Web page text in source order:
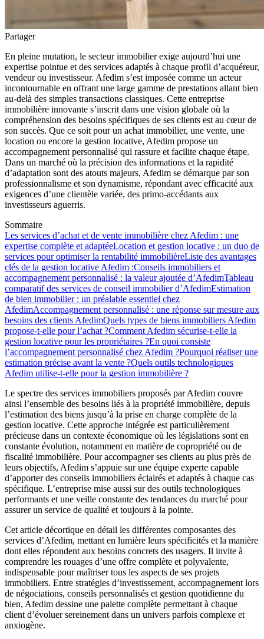
Partager
En pleine mutation, le secteur immobilier exige aujourd’hui une
expertise pointue et des services adaptés à chaque profil d’acquéreur,
vendeur ou investisseur. Afedim s’est imposée comme un acteur
incontournable en offrant une large gamme de prestations allant bien
au-delà des simples transactions classiques. Cette entreprise
immobilière innovante s’inscrit dans une vision globale où la
compréhension des besoins spécifiques de ses clients est au cœur de
son succès. Que ce soit pour un achat immobilier, une vente, une
location ou encore la gestion locative, Afedim propose un
accompagnement personnalisé qui rassure et facilite chaque étape.
Dans un marché où la précision des informations et la rapidité
d’adaptation sont des atouts majeurs, Afedim se démarque par son
professionnalisme et son dynamisme, répondant avec efficacité aux
exigences d’une clientèle variée, des primo-accédants aux
investisseurs aguerris.
Sommaire
Les services d’achat et de vente immobilière chez Afedim : une
expertise complète et adaptéeLocation et gestion locative : un duo de
services pour optimiser la rentabilité immobilièreListe des avantages
clés de la gestion locative Afedim :Conseils immobiliers et
accompagnement personnalisé : la valeur ajoutée d’AfedimTableau
comparatif des services de conseil immobilier d’AfedimEstimation
de bien immobilier : un préalable essentiel chez
AfedimAccompagnement personnalisé : une réponse sur mesure aux
besoins des clients AfedimQuels types de biens immobiliers Afedim
propose-t-elle pour l’achat ?Comment Afedim sécurise-t-elle la
gestion locative pour les propriétaires ?En quoi consiste
l’accompagnement personnalisé chez Afedim ?Pourquoi réaliser une
estimation précise avant la vente ?Quels outils technologiques
Afedim utilise-t-elle pour la gestion immobilière ?
Le spectre des services immobiliers proposés par Afedim couvre
ainsi l’ensemble des besoins liés à la propriété immobilière, depuis
l’estimation des biens jusqu’à la prise en charge complète de la
gestion locative. Cette approche intégrée est particulièrement
précieuse dans un contexte économique où les législations sont en
constante évolution, notamment en matière de copropriété ou de
fiscalité immobilière. Pour accompagner ses clients au plus près de
leurs objectifs, Afedim s’appuie sur une équipe experte capable
d’apporter des conseils immobiliers éclairés et adaptés à chaque cas
spécifique. L’entreprise mise aussi sur des outils technologiques
performants et une veille constante des tendances du marché pour
assurer un service de qualité et toujours à la pointe.
Cet article décortique en détail les différentes composantes des
services d’Afedim, mettant en lumière leurs spécificités et la manière
dont elles répondent aux besoins concrets des usagers. Il invite à
comprendre les rouages d’une offre complète et polyvalente,
indispensable pour maîtriser tous les aspects de ses projets
immobiliers. Entre stratégies d’investissement, accompagnement lors
de négociations, conseils personnalisés et gestion quotidienne du
bien, Afedim dessine une palette complète permettant à chaque
client d’évoluer sereinement dans un univers parfois complexe et
anxiogène.